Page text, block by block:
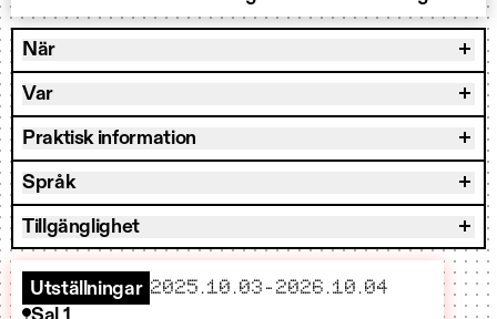
När
Var
Praktisk information
Språk
Tillgänglighet
Utställningar startar
2025.10.03– slutar
2026.10.04